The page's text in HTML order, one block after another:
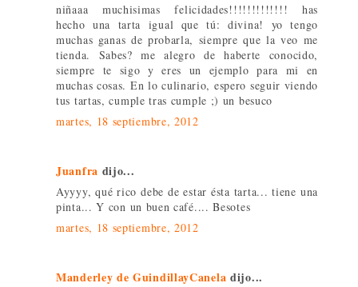
niñaaa muchisimas felicidades!!!!!!!!!!!!! has
hecho una tarta igual que tú: divina! yo tengo
muchas ganas de probarla, siempre que la veo me
tienda. Sabes? me alegro de haberte conocido,
siempre te sigo y eres un ejemplo para mi en
muchas cosas. En lo culinario, espero seguir viendo
tus tartas, cumple tras cumple ;) un besuco
martes, 18 septiembre, 2012
Juanfra dijo...
Ayyyy, qué rico debe de estar ésta tarta... tiene una
pinta... Y con un buen café.... Besotes
martes, 18 septiembre, 2012
Manderley de GuindillayCanela dijo...